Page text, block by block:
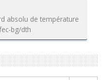
absolu de température
bg/dth